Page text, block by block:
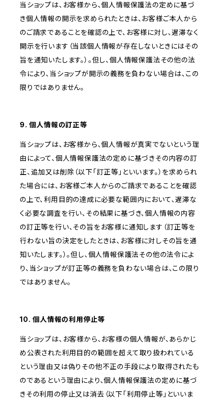
当ショップは、お客様から、個人情報保護法の定めに基づ
き個人情報の開示を求められたときは、お客様ご本人から
のご請求であることを確認の上で、お客様に対し、遅滞なく
開示を行います（当該個人情報が存在しないときにはその
旨を通知いたします。）。但し、個人情報保護法その他の法
令により、当ショップが開示の義務を負わない場合は、この
限りではありません。
9. 個人情報の訂正等
当ショップは、お客様から、個人情報が真実でないという理
由によって、個人情報保護法の定めに基づきその内容の訂
正、追加又は削除（以下「訂正等」といいます。）を求められ
た場合には、お客様ご本人からのご請求であることを確認
の上で、利用目的の達成に必要な範囲内において、遅滞な
く必要な調査を行い、その結果に基づき、個人情報の内容
の訂正等を行い、その旨をお客様に通知します（訂正等を
行わない旨の決定をしたときは、お客様に対しその旨を通
知いたします。）。但し、個人情報保護法その他の法令によ
り、当ショップが訂正等の義務を負わない場合は、この限り
ではありません。
10. 個人情報の利用停止等
当ショップは、お客様から、お客様の個人情報が、あらかじ
め公表された利用目的の範囲を超えて取り扱われている
という理由又は偽りその他不正の手段により取得されたも
のであるという理由により、個人情報保護法の定めに基づ
きその利用の停止又は消去（以下「利用停止等」といいま